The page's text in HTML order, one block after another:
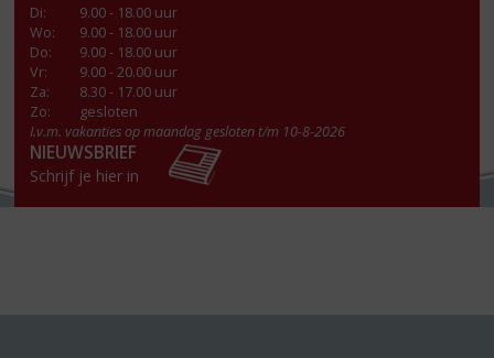
Di:
9.00 - 18.00 uur
Wo:
9.00 - 18.00 uur
Do:
9.00 - 18.00 uur
Vr:
9.00 - 20.00 uur
Za:
8.30 - 17.00 uur
Zo:
gesloten
I.v.m. vakanties op maandag gesloten t/m 10-8-2026
NIEUWSBRIEF
Schrijf je hier in